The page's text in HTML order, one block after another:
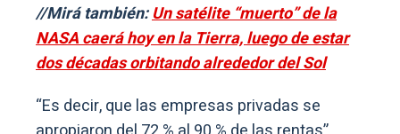
//Mirá también:Un satélite “muerto” de la
NASA caerá hoy en la Tierra, luego de estar
dos décadas orbitando alrededor del Sol
“Es decir, que las empresas privadas se